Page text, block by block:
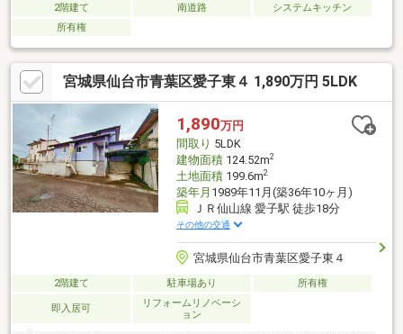
2階建て 南道路
システムキッチン
所有権
宮城県仙台市青葉区愛子東４ 1,890万円 5LDK
1,890万円
間取り 5LDK
建物面積124.52m2
土地面積199.6m2
築年月 1989年11月(築36年10ヶ月)
ＪＲ仙山線 愛子駅 徒歩18分
その他の交通
宮城県仙台市青葉区愛子東４
2階建て 駐車場あり 所有権
即入居可
リフォームリノベーシ
ョン